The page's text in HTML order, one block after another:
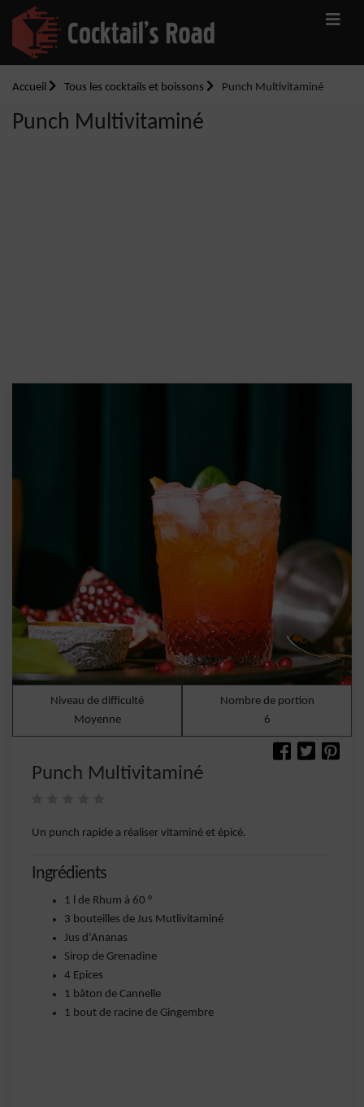
Accueil Tous les cocktails et boissons Punch Multivitaminé
Punch Multivitaminé
Niveau de difficulté
Moyenne
Nombre de portion
6
Punch Multivitaminé
Un punch rapide a réaliser vitaminé et épicé.
Ingrédients
1 l de Rhum à 60 °
3 bouteilles de Jus Mutlivitaminé
Jus d'Ananas
Sirop de Grenadine
4 Epices
1 bâton de Cannelle
1 bout de racine de Gingembre